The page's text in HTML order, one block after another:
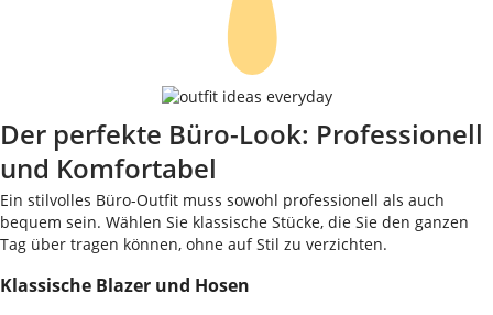
Der perfekte Büro-Look: Professionell
und Komfortabel
Ein stilvolles Büro-Outfit muss sowohl professionell als auch
bequem sein. Wählen Sie klassische Stücke, die Sie den ganzen
Tag über tragen können, ohne auf Stil zu verzichten.
Klassische Blazer und Hosen